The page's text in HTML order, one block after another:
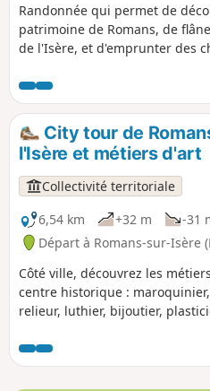
Randonnée qui permet de
patrimoine de Romans, de
de l'Isère, et d'emprunter des
ville avec un minimum de
en option le tour du Bois des
Bourg-de-Péage.
City tour de
l'Isère et métiers d'art
Collectivité territoriale
6,54 km
+32 m -31
Départ à Romans-sur-Isère
Côté ville, découvrez les
centre historique :
relieur, luthier, bijoutier,
vous emmènera flâner sur les